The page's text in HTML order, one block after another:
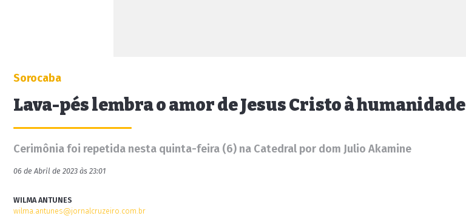
Sorocaba
Lava-pés lembra o amor de Jesus Cristo à humanidade
Cerimônia foi repetida nesta quinta-feira (6) na Catedral por dom Julio Akamine
06 de Abril de 2023 às 23:01
WILMA ANTUNES
wilma.antunes@jornalcruzeiro.com.br